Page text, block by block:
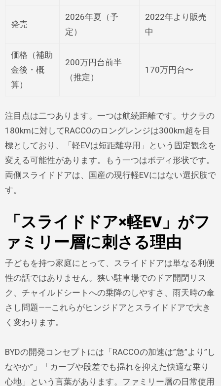
発売
2026年夏（予
定）
2022年より販売
中
価格（補助
金後・概
算）
200万円台前半
（推定）
170万円台〜
注目点は二つあります。一つは航続距離です。サクラの
180kmに対してRACCOのロングレンジは300km超を目
標としており、「軽EVは短距離専用」という固定観念を
変える可能性があります。もう一つはボディ形状です。
両側スライドドアは、国産の現行軽EVにはない選択肢で
す。
「スライドドア×軽EV」がフ
ァミリー層に刺さる理由
子どもを持つ家庭にとって、スライドドアは単なる利便
性の話ではありません。狭い駐車場でのドア開閉リス
ク、チャイルドシートへの乗降のしやすさ、雨天時の傘
さし問題——これらがヒンジドアとスライドドアで大き
く変わります。
BYDの開発コンセプトには「RACCOの加速は”急”より”し
なやか”」「カーブや段差でも揺れを抑えた快適な乗り
心地」という言葉があります。ファミリー層の日常使用